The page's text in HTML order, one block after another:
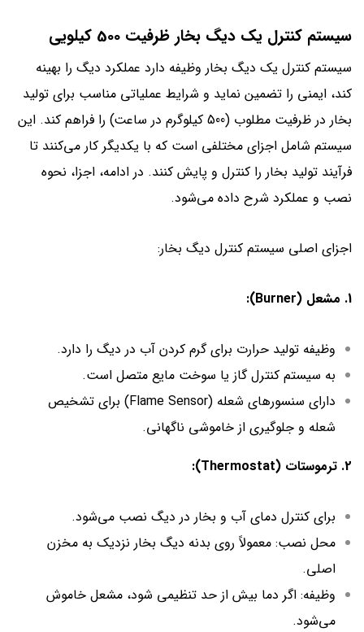
سیستم کنترل یک دیگ بخار ظرفیت 500 کیلویی
سیستم کنترل یک دیگ بخار وظیفه دارد عملکرد دیگ را بهینه
کند، ایمنی را تضمین نماید و شرایط عملیاتی مناسب برای تولید
بخار در ظرفیت مطلوب (500 کیلوگرم در ساعت) را فراهم کند. این
سیستم شامل اجزای مختلفی است که با یکدیگر کار می‌کنند تا
فرآیند تولید بخار را کنترل و پایش کنند. در ادامه، اجزا، نحوه
نصب و عملکرد شرح داده می‌شود.
اجزای اصلی سیستم کنترل دیگ بخار:
1. مشعل (Burner):
وظیفه تولید حرارت برای گرم کردن آب در دیگ را دارد.
به سیستم کنترل گاز یا سوخت مایع متصل است.
دارای سنسورهای شعله (Flame Sensor) برای تشخیص
شعله و جلوگیری از خاموشی ناگهانی.
2. ترموستات (Thermostat):
برای کنترل دمای آب و بخار در دیگ نصب می‌شود.
محل نصب: معمولاً روی بدنه دیگ بخار نزدیک به مخزن
اصلی.
وظیفه: اگر دما بیش از حد تنظیمی شود، مشعل خاموش
می‌شود.